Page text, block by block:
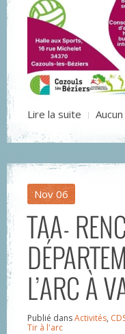
Lire la suite
Nov 06
TAA-
L’ARC À
Publié dansActivités,
Tir à l'arc